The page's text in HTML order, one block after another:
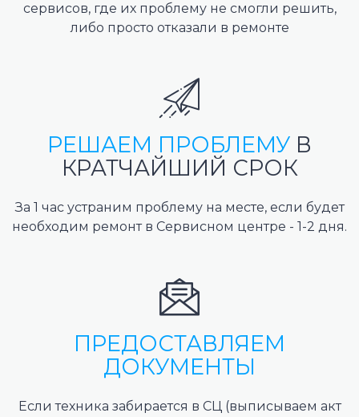
сервисов, где их проблему не смогли решить,
либо просто отказали в ремонте
РЕШАЕМ ПРОБЛЕМУ В
КРАТЧАЙШИЙ СРОК
За 1 час устраним проблему на месте, если будет
необходим ремонт в Сервисном центре - 1-2 дня.
ПРЕДОСТАВЛЯЕМ
ДОКУМЕНТЫ
Если техника забирается в СЦ (выписываем акт